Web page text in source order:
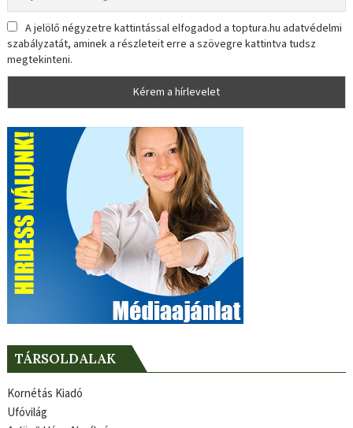
A jelölő négyzetre kattintással elfogadod a toptura.hu adatvédelmi
szabályzatát, aminek a részleteit erre a szövegre kattintva tudsz
megtekinteni.
TÁRSOLDALAK
Kornétás Kiadó
Ufóvilág